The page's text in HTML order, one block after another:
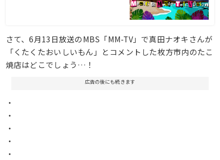
さて、6月13日放送のMBS「MM-TV」で真田ナオキさんが
「くたくたおいしいもん」とコメントした枚方市内のたこ
焼店はどこでしょう…！
広告の後にも続きます
・
・
・
・
・